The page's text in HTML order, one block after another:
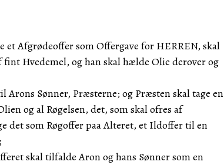
et Afgrødeoffer som Offergave for HERREN, skal
fint Hvedemel, og han skal hælde Olie derover og
Arons Sønner, Præsterne; og Præsten skal tage en
og al Røgelsen, det, som skal ofres af
det som Røgoffer paa Alteret, et Ildoffer til en
skal tilfalde Aron og hans Sønner som en